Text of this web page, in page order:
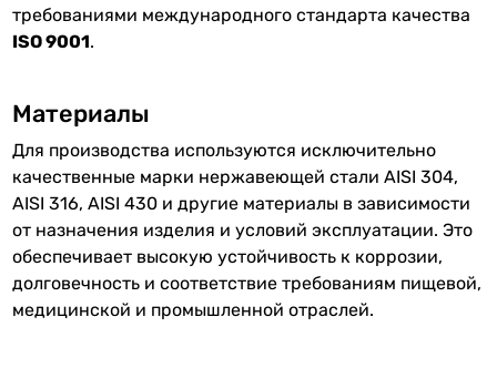
требованиями международного стандарта качества
ISO 9001.
Материалы
Для производства используются исключительно
качественные марки нержавеющей стали AISI 304,
AISI 316, AISI 430 и другие материалы в зависимости
от назначения изделия и условий эксплуатации. Это
обеспечивает высокую устойчивость к коррозии,
долговечность и соответствие требованиям пищевой,
медицинской и промышленной отраслей.